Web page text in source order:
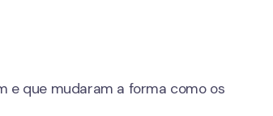
e que mudaram a forma como os